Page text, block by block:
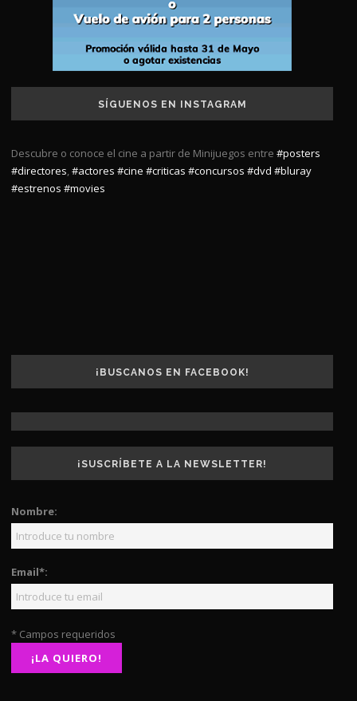
SÍGUENOS EN INSTAGRAM
Descubre o conoce el cine a partir de Minijuegos entre #posters
#directores,#actores #cine #criticas #concursos #dvd #bluray
#estrenos #movies
¡BUSCANOS EN FACEBOOK!
¡SUSCRÍBETE A LA NEWSLETTER!
Nombre:
Email*:
* Campos requeridos